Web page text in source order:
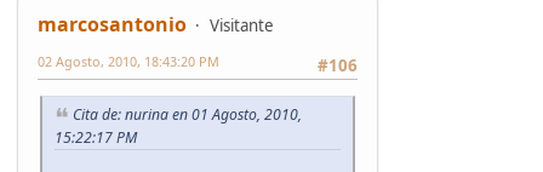
marcosantonio
Visitante
#106
02 Agosto, 2010, 18:43:20 PM
Cita de: nurina en 01 Agosto, 2010,
15:22:17 PM